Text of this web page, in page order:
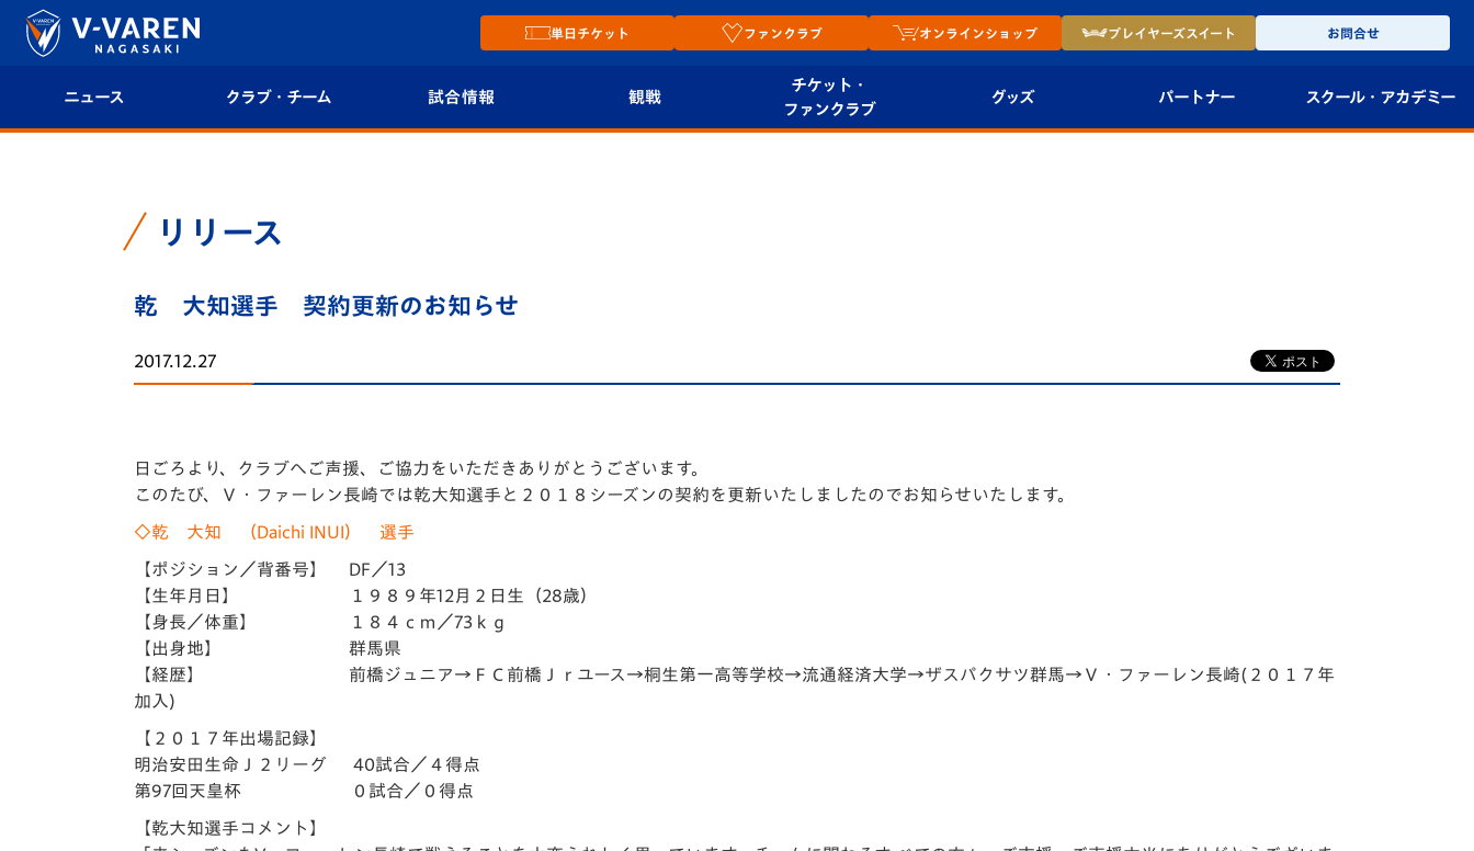
単日チケット ファンクラブ オンラインショップ プレイヤーズスイート お問合せ
ニュース クラブ・チーム
選手プロフィール
マスコット紹介
クラブハウス（練習
場）
平和祈念活動
ホームタウン活動
試合情報
フォトギャラリー
観戦
V-EXPRESS（ユニフ
チケット・
ファンクラブ
グッズ パートナー スクール・ アカデミー
スクール
リリース
乾 大知選手 契約更新のお知らせ
2017.12.27
日ごろより、クラブへご声援、ご協力をいただきありがとうございます。
このたび、Ｖ・ファーレン長崎では乾大知選手と２０１８シーズンの契約を更新いたしましたのでお知らせいたします。
◇乾 大知 （Daichi INUI） 選手
【ポジション／背番号】 DF／13
【生年月日】 １９８９年12月２日生（28歳）
【身長／体重】 １８４ｃｍ／73ｋｇ
【出身地】 群馬県
【経歴】 前橋ジュニア→ＦＣ前橋Ｊｒユース→桐生第一高等学校→流通経済大学→ザスパクサツ群馬→Ｖ・ファーレン長崎(２０１７年
加入)
【２０１７年出場記録】
明治安田生命Ｊ２リーグ 40試合／４得点
第97回天皇杯 ０試合／０得点
【乾大知選手コメント】